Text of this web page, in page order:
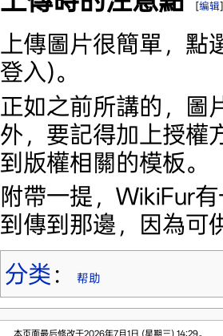
[编辑]
上傳圖片很簡單，點
登入)。
正如之前所講的，圖
外，要記得加上授權
到版權相關的模板。
附帶一提，WikiFur
到傳到那邊，因為可
分类 ： 帮助